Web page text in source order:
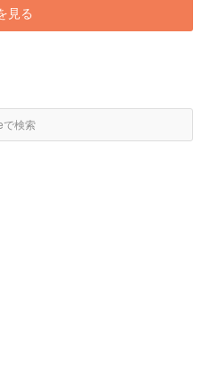
見る
で検索